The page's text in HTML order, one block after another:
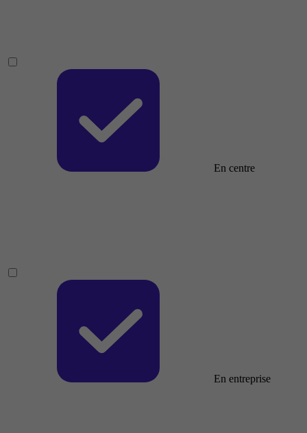
En centre
En entreprise